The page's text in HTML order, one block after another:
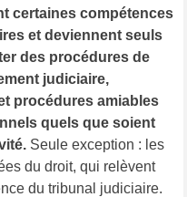
certaines compétences
et deviennent seuls
des procédures de
judiciaire,
procédures amiables
quels que soient
Seule exception : les
du droit, qui relèvent
du tribunal judiciaire.